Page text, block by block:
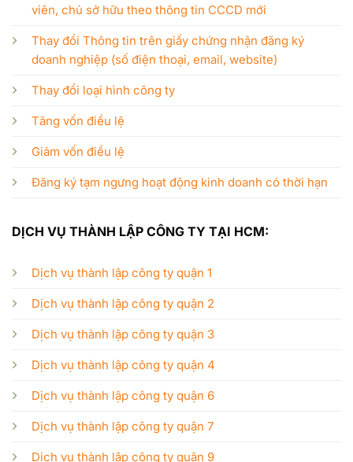
viên, chủ sở hữu theo thông tin CCCD mới
Thay đổi Thông tin trên giấy chứng nhận đăng ký
doanh nghiệp (số điện thoại, email, website)
Thay đổi loại hình công ty
Tăng vốn điều lệ
Giảm vốn điều lệ
Đăng ký tạm ngưng hoạt động kinh doanh có thời hạn
DỊCH VỤ THÀNH LẬP CÔNG TY TẠI HCM:
Dịch vụ thành lập công ty quận 1
Dịch vụ thành lập công ty quận 2
Dịch vụ thành lập công ty quận 3
Dịch vụ thành lập công ty quận 4
Dịch vụ thành lập công ty quận 6
Dịch vụ thành lập công ty quận 7
Dịch vụ thành lập công ty quận 9